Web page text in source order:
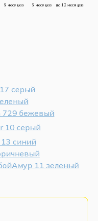
6 месяцев 6 месяцев до 12 месяцев
серый
729 бежевый
10 серый
синий
Амур 11 зеленый